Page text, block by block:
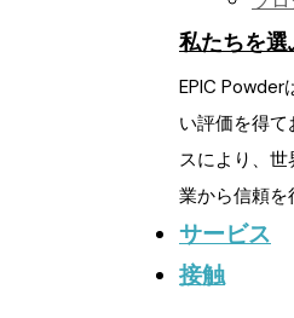
私たちを選
EPIC
い評価を得
スにより、
業から信頼を
サービス
接触